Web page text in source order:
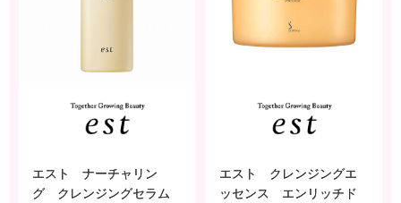
エスト ナーチャリン
グ クレンジングセラム
エスト クレンジングエ
ッセンス エンリッチド